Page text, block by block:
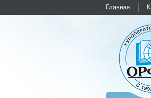
Главная